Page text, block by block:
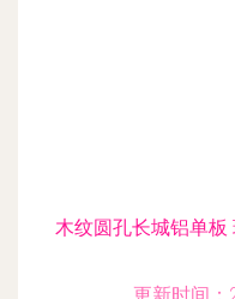
木纹圆孔长城铝单板